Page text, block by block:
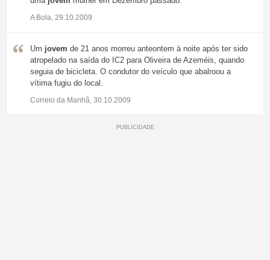
A Bola, 29.10.2009
Um jovem de 21 anos morreu anteontem à noite após ter sido
atropelado na saída do IC2 para Oliveira de Azeméis, quando
seguia de bicicleta. O condutor do veículo que abalroou a
vítima fugiu do local.
Correio da Manhã, 30.10.2009